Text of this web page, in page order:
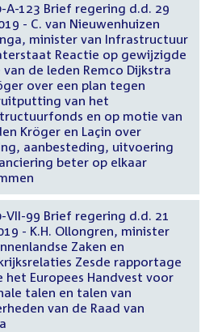
A-123 Brief regering d.d. 29
- C. van Nieuwenhuizen
minister van Infrastructuur
Reactie op gewijzigde
de leden Remco Dijkstra
over een plan tegen
van het
en op motie van
Kröger en Laçin over
aanbesteding, uitvoering
beter op elkaar
VII-99 Brief regering d.d. 21
- K.H. Ollongren, minister
Zaken en
Zesde rapportage
het Europees Handvest voor
talen en talen van
van de Raad van